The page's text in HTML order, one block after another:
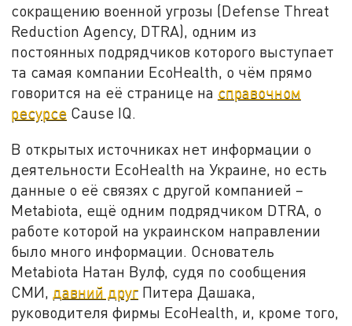
сокращению военной угрозы (Defense Threat
Reduction Agency, DTRA), одним из
постоянных подрядчиков которого выступает
та самая компании EcoHealth, о чём прямо
говорится на её странице на справочном
ресурсе Cause IQ.
В открытых источниках нет информации о
деятельности EcoHealth на Украине, но есть
данные о её связях с другой компанией –
Metabiota, ещё одним подрядчиком DTRA, о
работе которой на украинском направлении
было много информации. Основатель
Metabiota Натан Вулф, судя по сообщения
СМИ, давний друг Питера Дашака,
руководителя фирмы EcoHealth, и, кроме того,